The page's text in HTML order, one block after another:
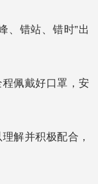
、错站、错时”出
佩戴好口罩，安
解并积极配合，